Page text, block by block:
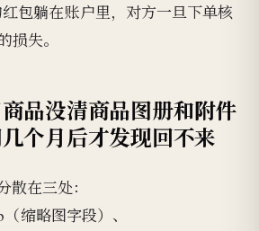
包躺在账户里，对方一旦下单核
损失。
品没清商品图册和附件
个月后才发现回不来
散在三处：
缩略图字段）、